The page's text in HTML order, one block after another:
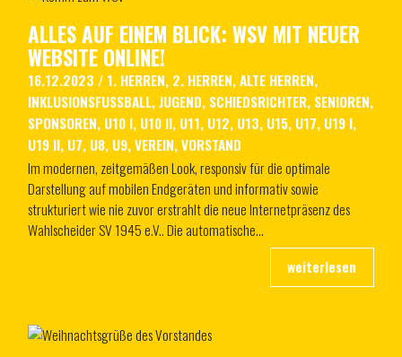
ALLES AUF EINEM BLICK: WSV MIT NEUER
WEBSITE ONLINE!
16.12.2023 / 1. HERREN, 2. HERREN,ALTE HERREN,
INKLUSIONSFUSSBALL ,JUGEND, SCHIEDSRICHTER, SENIOREN,
SPONSOREN, U10 I, U10 II, U11, U12, U13, U15, U17, U19 I,
U19 II, U7, U8, U9,VEREIN,VORSTAND
Im modernen, zeitgemäßen Look, responsiv für die optimale
Darstellung auf mobilen Endgeräten und informativ sowie
strukturiert wie nie zuvor erstrahlt die neue Internetpräsenz des
Wahlscheider SV 1945 e.V.. Die automatische…